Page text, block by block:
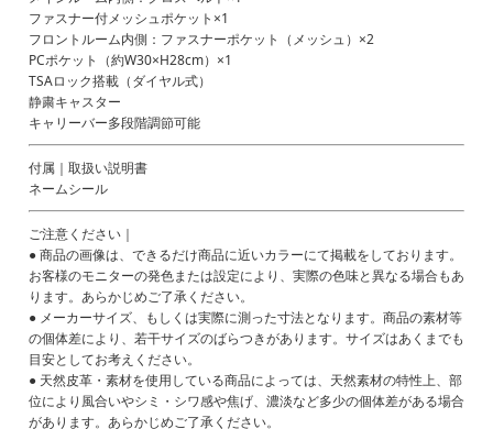
ファスナー付メッシュポケット×1
フロントルーム内側：ファスナーポケット（メッシュ）×2
PCポケット（約W30×H28cm）×1
TSAロック搭載（ダイヤル式）
静粛キャスター
キャリーバー多段階調節可能
付属｜取扱い説明書
ネームシール
ご注意ください｜
● 商品の画像は、できるだけ商品に近いカラーにて掲載をしております。
お客様のモニターの発色または設定により、実際の色味と異なる場合もあ
ります。あらかじめご了承ください。
● メーカーサイズ、もしくは実際に測った寸法となります。商品の素材等
の個体差により、若干サイズのばらつきがあります。サイズはあくまでも
目安としてお考えください。
● 天然皮革・素材を使用している商品によっては、天然素材の特性上、部
位により風合いやシミ・シワ感や焦げ、濃淡など多少の個体差がある場合
があります。あらかじめご了承ください。